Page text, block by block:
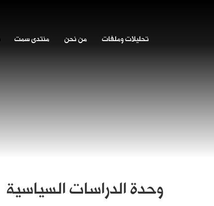
تحليلات وملفات من نحن منتدى سمت
وحدة الدراسات السياسية